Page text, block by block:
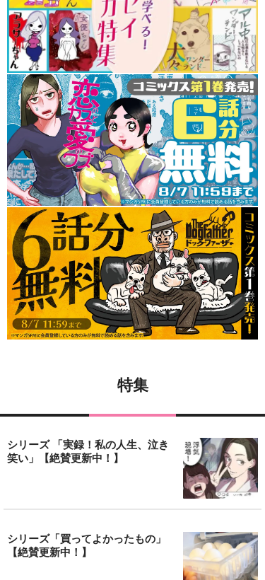
特集
シリーズ 「実録！私の人生、泣き
笑い」【絶賛更新中！】
シリーズ「買ってよかったもの」
【絶賛更新中！】